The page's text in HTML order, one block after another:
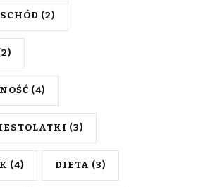
(2)
(4)
(3)
(4) DIETA (3)